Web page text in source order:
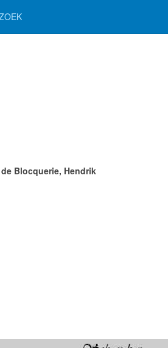
Blocquerie, Hendrik